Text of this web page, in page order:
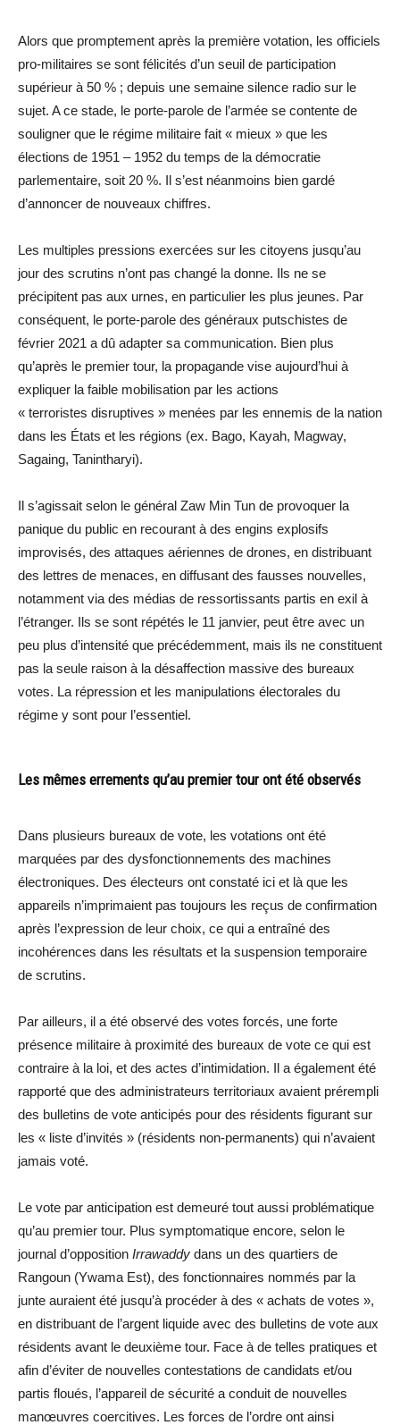
Alors que promptement après la première votation, les officiels
pro-militaires se sont félicités d’un seuil de participation
supérieur à 50 % ; depuis une semaine silence radio sur le
sujet. A ce stade, le porte-parole de l’armée se contente de
souligner que le régime militaire fait « mieux » que les
élections de 1951 – 1952 du temps de la démocratie
parlementaire, soit 20 %. Il s’est néanmoins bien gardé
d’annoncer de nouveaux chiffres.
Les multiples pressions exercées sur les citoyens jusqu’au
jour des scrutins n’ont pas changé la donne. Ils ne se
précipitent pas aux urnes, en particulier les plus jeunes. Par
conséquent, le porte-parole des généraux putschistes de
février 2021 a dû adapter sa communication. Bien plus
qu’après le premier tour, la propagande vise aujourd’hui à
expliquer la faible mobilisation par les actions
« terroristes disruptives » menées par les ennemis de la nation
dans les États et les régions (ex. Bago, Kayah, Magway,
Sagaing, Tanintharyi).
Il s’agissait selon le général Zaw Min Tun de provoquer la
panique du public en recourant à des engins explosifs
improvisés, des attaques aériennes de drones, en distribuant
des lettres de menaces, en diffusant des fausses nouvelles,
notamment via des médias de ressortissants partis en exil à
l’étranger. Ils se sont répétés le 11 janvier, peut être avec un
peu plus d’intensité que précédemment, mais ils ne constituent
pas la seule raison à la désaffection massive des bureaux
votes. La répression et les manipulations électorales du
régime y sont pour l’essentiel.
Les mêmes errements qu’au premier tour ont été observés
Dans plusieurs bureaux de vote, les votations ont été
marquées par des dysfonctionnements des machines
électroniques. Des électeurs ont constaté ici et là que les
appareils n’imprimaient pas toujours les reçus de confirmation
après l’expression de leur choix, ce qui a entraîné des
incohérences dans les résultats et la suspension temporaire
de scrutins.
Par ailleurs, il a été observé des votes forcés, une forte
présence militaire à proximité des bureaux de vote ce qui est
contraire à la loi, et des actes d’intimidation. Il a également été
rapporté que des administrateurs territoriaux avaient prérempli
des bulletins de vote anticipés pour des résidents figurant sur
les « liste d’invités » (résidents non-permanents) qui n’avaient
jamais voté.
Le vote par anticipation est demeuré tout aussi problématique
qu’au premier tour. Plus symptomatique encore, selon le
journal d’opposition Irrawaddy dans un des quartiers de
Rangoun (Ywama Est), des fonctionnaires nommés par la
junte auraient été jusqu’à procéder à des « achats de votes »,
en distribuant de l’argent liquide avec des bulletins de vote aux
résidents avant le deuxième tour. Face à de telles pratiques et
afin d’éviter de nouvelles contestations de candidats et/ou
partis floués, l’appareil de sécurité a conduit de nouvelles
manœuvres coercitives. Les forces de l’ordre ont ainsi